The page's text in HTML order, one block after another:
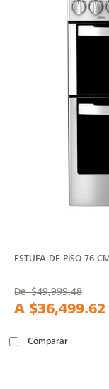
ESTUFA DE PISO 76
De$49,999.48
A $36,499.62
Comparar